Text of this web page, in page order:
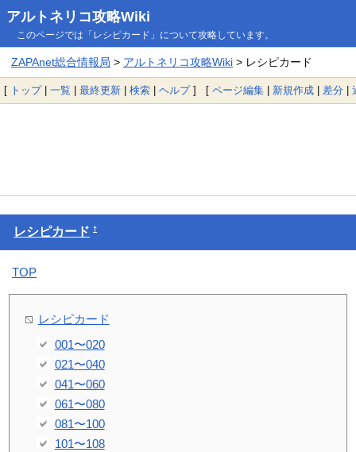
アルトネリコ攻略Wiki
このページでは「レシピカード」について攻略しています。
ZAPAnet総合情報局 > アルトネリコ攻略Wiki> レシピカード
[ トップ| 一覧 | 最終更新 | 検索 | ヘルプ] [ ページ編集 | 新規作成 | 差分 |
レシピカード †
TOP
レシピカード
001〜020
021〜040
041〜060
061〜080
081〜100
101〜108